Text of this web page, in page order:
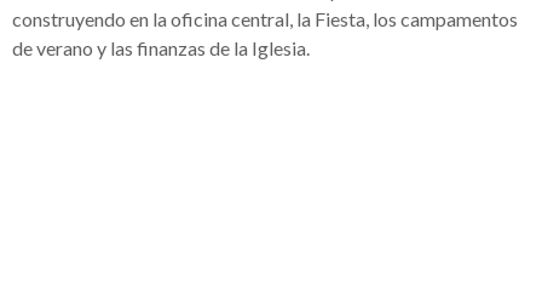
construyendo en la oficina central, la Fiesta, los campamentos
de verano y las finanzas de la Iglesia.